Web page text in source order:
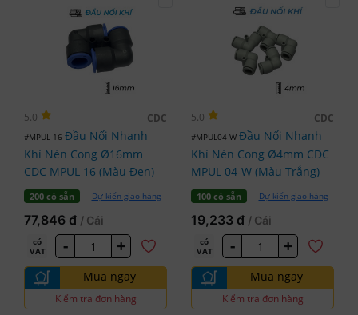
5.0 CDC
#MPUL-16 Đầu Nối Nhanh
Khí Nén Cong Ø16mm
CDC MPUL 16 (Màu Đen)
200 có sẵn Dự kiến giao hàng
77,846 đ / Cái
có
VAT
- +
Mua ngay
Kiểm tra đơn hàng
5.0 CDC
#MPUL04-W Đầu Nối Nhanh
Khí Nén Cong Ø4mm CDC
MPUL 04-W (Màu Trắng)
100 có sẵn Dự kiến giao hàng
19,233 đ / Cái
có
VAT
- +
Mua ngay
Kiểm tra đơn hàng